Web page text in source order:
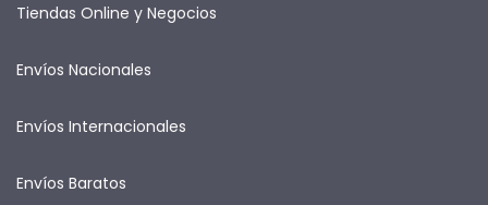
Tiendas Online y Negocios
Envíos Nacionales
Envíos Internacionales
Envíos Baratos